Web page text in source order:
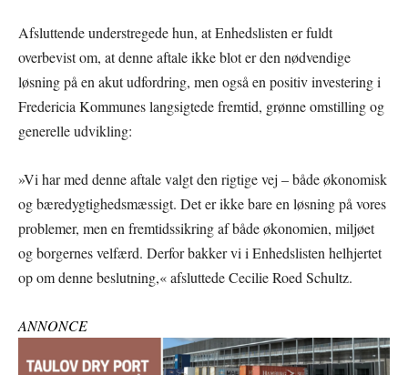
Afsluttende understregede hun, at Enhedslisten er fuldt
overbevist om, at denne aftale ikke blot er den nødvendige
løsning på en akut udfordring, men også en positiv investering i
Fredericia Kommunes langsigtede fremtid, grønne omstilling og
generelle udvikling:
»Vi har med denne aftale valgt den rigtige vej – både økonomisk
og bæredygtighedsmæssigt. Det er ikke bare en løsning på vores
problemer, men en fremtidssikring af både økonomien, miljøet
og borgernes velfærd. Derfor bakker vi i Enhedslisten helhjertet
op om denne beslutning,« afsluttede Cecilie Roed Schultz.
ANNONCE